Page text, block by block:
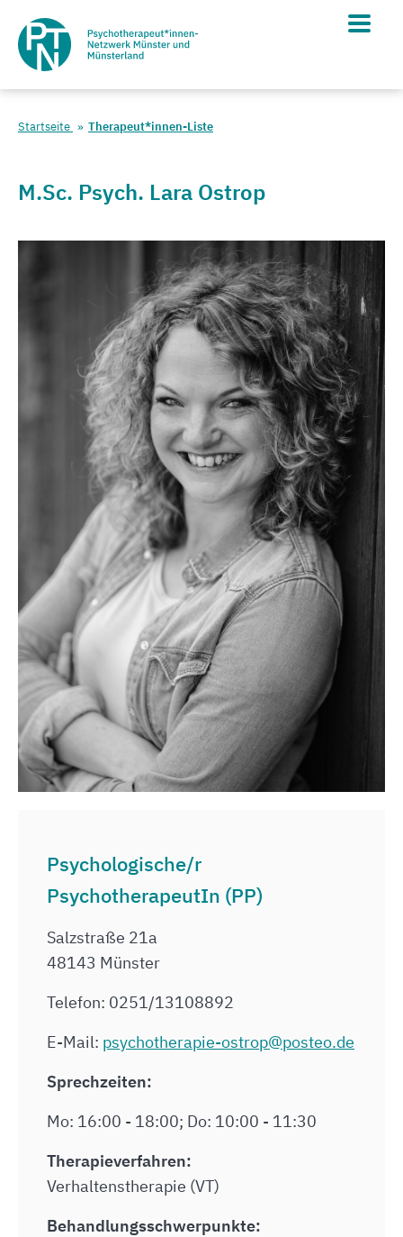
Startseite Therapeut*innen-Liste
M.Sc. Psych. Lara Ostrop
Psychologische/r
PsychotherapeutIn (PP)
Salzstraße 21a
48143 Münster
Telefon: 0251/13108892
E-Mail: psychotherapie-ostrop@posteo.de
Sprechzeiten:
Mo: 16:00 - 18:00; Do: 10:00 - 11:30
Therapieverfahren:
Verhaltenstherapie (VT)
Behandlungsschwerpunkte: